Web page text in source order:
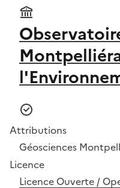
Attributions
Géosciences
Licence
Licence Ouverte /